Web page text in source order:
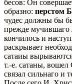
бесов: Он
образно: перстом
чудес должны бы
прежде мучившаго
кончилось и
раскрывает
сатаиы
т.-е. сатаны,
связал сильнаго и